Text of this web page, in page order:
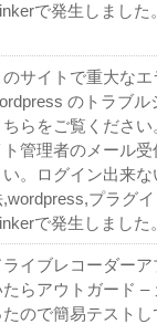
で発生しました。
のサイトで重大なエ
のトラブル
ちらをご覧くださ
ト管理者のメール
い。ログイン出来
,wordpress,プラグ
で発生しました。
ライブレコーダー
たらアウトガード –
たので簡易テスト